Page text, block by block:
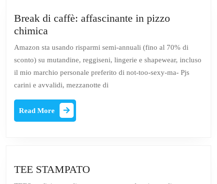
Break di caffè: affascinante in pizzo
chimica
caffè:
affascinante
in
chimica
Amazon sta usando risparmi semi-annuali (fino al 70% di
sconto) su mutandine, reggiseni, lingerie e shapewear, incluso
il mio marchio personale preferito di not-too-sexy-ma- Pjs
carini e avvalidi, mezzanotte di
Read More
More
TEE STAMPATO
STAMPATO